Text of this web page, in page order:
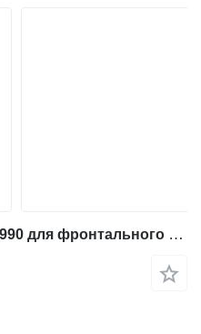
Двигатель Caterpillar 430-2990 для фронтального погрузчика Caterpillar 924K